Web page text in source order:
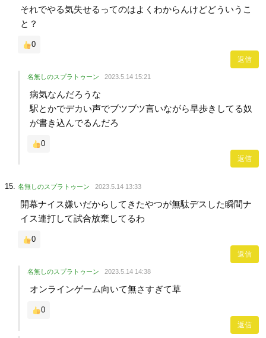
それでやる気失せるってのはよくわからんけどどういうこ
と？
0
返信
名無しのスプラトゥーン 2023.5.14 15:21
病気なんだろうな
駅とかでデカい声でブツブツ言いながら早歩きしてる奴
が書き込んでるんだろ
0
返信
名無しのスプラトゥーン 2023.5.14 13:33
開幕ナイス嫌いだからしてきたやつが無駄デスした瞬間ナ
イス連打して試合放棄してるわ
0
返信
名無しのスプラトゥーン 2023.5.14 14:38
オンラインゲーム向いて無さすぎて草
0
返信